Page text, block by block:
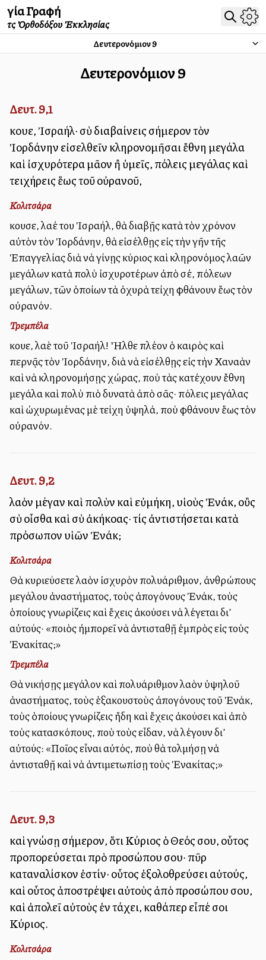
Ἁγία Γραφή
τῆς Ὀρθοδόξου Ἐκκλησίας
Δευτερονόμιον9
Δευτερονόμιον9
Δευτ. 9,1
Ἄκουε, Ἰσραήλ· σὺ διαβαίνεις σήμερον τὸν
Ἰορδάνην εἰσελθεῖν κληρονομῆσαι ἔθνη μεγάλα
καὶ ἰσχυρότερα μᾶλλον ἢ ὑμεῖς, πόλεις μεγάλας καὶ
τειχήρεις ἕως τοῦ οὐρανοῦ,
Κολιτσάρα
Ἄκουσε, λαέ του Ἰσραήλ, θὰ διαβῇς κατὰ τὸν χρόνον
αὐτὸν τὸν Ἰορδάνην, θὰ εἰσέλθῃς εἰς τὴν γῆν τῆς
Ἐπαγγελίας διὰ νὰ γίνῃς κύριος καὶ κληρονόμος λαῶν
μεγάλων κατὰ πολὺ ἰσχυροτέρων ἀπὸ σέ, πόλεων
μεγάλων, τῶν ὁποίων τὰ ὀχυρὰ τείχη φθάνουν ἕως τὸν
οὐρανόν.
Τρεμπέλα
Ἄκουε, λαὲ τοῦ Ἰσραήλ! Ἦλθε πλέον ὁ καιρὸς καὶ
περνᾷς τὸν Ἰορδάνην, διὰ νὰ εἰσέλθῃς εἰς τὴν Χαναὰν
καὶ νὰ κληρονομήσῃς χώρας, ποὺ τὰς κατέχουν ἔθνη
μεγάλα καὶ πολὺ πιὸ δυνατὰ ἀπὸ σᾶς· πόλεις μεγάλας
καὶ ὠχυρωμένας μὲ τείχη ὑψηλά, ποὺ φθάνουν ἕως τὸν
οὐρανόν.
Δευτ. 9,2
λαὸν μέγαν καὶ πολὺν καὶ εὐμήκη, υἱοὺς Ἐνάκ, οὓς
σὺ οἶσθα καὶ σὺ ἀκήκοας· τίς ἀντιστήσεται κατὰ
πρόσωπον υἱῶν Ἐνάκ;
Κολιτσάρα
Θὰ κυριεύσετε λαὸν ἰσχυρὸν πολυάριθμον, ἀνθρώπους
μεγάλου ἀναστήματος, τοὺς ἀπογόνους Ἐνάκ, τοὺς
ὁποίους γνωρίζεις καὶ ἔχεις ἀκούσει νὰ λέγεται δι’
αὐτούς· «ποιὸς ἠμπορεῖ νὰ ἀντισταθῇ ἐμπρὸς εἰς τοὺς
Ἐνακίτας;»
Τρεμπέλα
Θὰ νικήσῃς μεγάλον καὶ πολυάριθμον λαὸν ὑψηλοῦ
ἀναστήματος, τοὺς ἑξακουστοὺς ἀπογόνους τοῦ Ἐνάκ,
τοὺς ὁποίους γνωρίζεις ἤδη καὶ ἔχεις ἀκούσει καὶ ἀπὸ
τοὺς κατασκόπους, ποὺ τοὺς εἶδαν, νὰ λέγουν δι’
αὐτούς: «Ποῖος εἶναι αὐτός, ποὺ θὰ τολμήσῃ νὰ
ἀντισταθῇ καὶ νὰ ἀντιμετωπίσῃ τοὺς Ἐνακίτας;»
Δευτ. 9,3
καὶ γνώσῃ σήμερον, ὅτι Κύριος ὁ Θεός σου, οὗτος
προπορεύσεται πρὸ προσώπου σου· πῦρ
καταναλίσκον ἐστίν· οὗτος ἐξολοθρεύσει αὐτούς,
καὶ οὗτος ἀποστρέψει αὐτοὺς ἀπὸ προσώπου σου,
καὶ ἀπολεῖ αὐτοὺς ἐν τάχει, καθάπερ εἶπέ σοι
Κύριος.
Κολιτσάρα